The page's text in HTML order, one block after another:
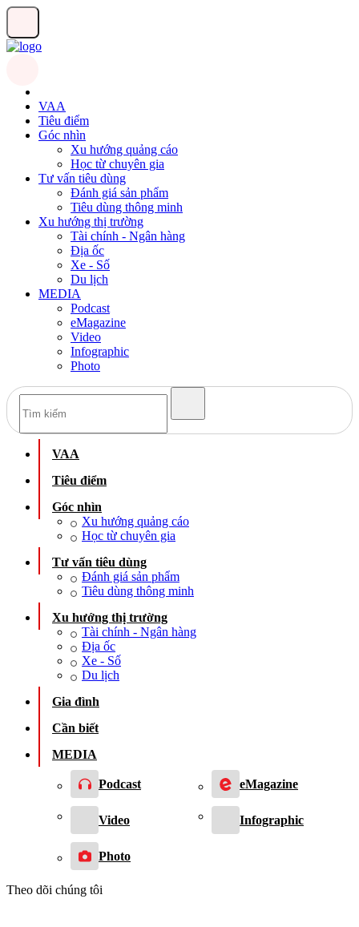
VAA
Tiêu điểm
Góc nhìn
Xu hướng quảng cáo
Học từ chuyên gia
Tư vấn tiêu dùng
Đánh giá sản phẩm
Tiêu dùng thông minh
Xu hướng thị trường
Tài chính - Ngân hàng
Địa ốc
Xe - Số
Du lịch
MEDIA
Podcast
eMagazine
Video
Infographic
Photo
VAA
Tiêu điểm
Góc nhìn
Xu hướng quảng cáo
Học từ chuyên gia
Tư vấn tiêu dùng
Đánh giá sản phẩm
Tiêu dùng thông minh
Xu hướng thị trường
Tài chính - Ngân hàng
Địa ốc
Xe - Số
Du lịch
Gia đình
Cần biết
MEDIA
Podcast eMagazine
Video Infographic
Photo
Theo dõi chúng tôi